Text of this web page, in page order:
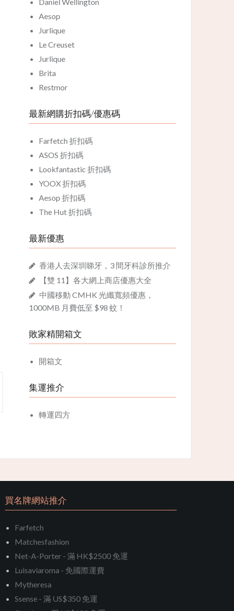
Aesop
Jurlique
Le Creuset
Jurlique
Brita
Restmor
最新網購折扣碼/優惠碼
Farfetch 折扣碼
ASOS 折扣碼
Lookfantastic 折扣碼
YOOX 折扣碼
Aesop 折扣碼
The Hut 折扣碼
最新優惠
香港人去深圳睇牙，3 間牙科診所推介
【雙 11】各大網上商店優惠大全
中國移動 CMHK 光纖寬頻優惠，
1000MB 月費低至 $98 蚊！
敗家精開箱文
開箱文
集運推介
轉運四方
買名牌網站推介
Farfetch
Matchesfashion
Net-A-Porter - 滿 HK$2500 免運
Luisaviaroma - 免國際運費
Mytheresa
Ssense - 滿 US$350 免運